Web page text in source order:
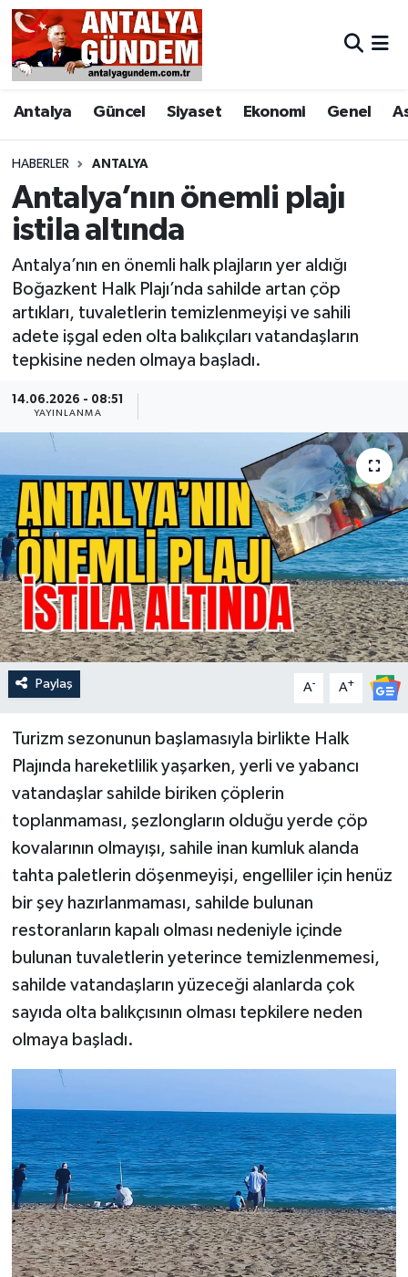
Antalya Güncel Siyaset Ekonomi Genel
HABERLER ANTALYA
Antalya’nın önemli plajı
istila altında
Antalya’nın en önemli halk plajların yer aldığı
Boğazkent Halk Plajı’nda sahilde artan çöp
artıkları, tuvaletlerin temizlenmeyişi ve sahili
adete işgal eden olta balıkçıları vatandaşların
tepkisine neden olmaya başladı.
14.06.2026 - 08:51
YAYINLANMA
Paylaş A- A+
Turizm sezonunun başlamasıyla birlikte Halk
Plajında hareketlilik yaşarken, yerli ve yabancı
vatandaşlar sahilde biriken çöplerin
toplanmaması, şezlongların olduğu yerde çöp
kovalarının olmayışı, sahile inan kumluk alanda
tahta paletlerin döşenmeyişi, engelliler için henüz
bir şey hazırlanmaması, sahilde bulunan
restoranların kapalı olması nedeniyle içinde
bulunan tuvaletlerin yeterince temizlenmemesi,
sahilde vatandaşların yüzeceği alanlarda çok
sayıda olta balıkçısının olması tepkilere neden
olmaya başladı.
Antalya
Asayiş
Bilim & Teknoloji
Bölge
EĞİTİM
Genel
Görüntülü Haber
Güncel
Kültür & Sanat
Magazin
Resmi İlan
Sağlık & Yaşam
Siyaset
Antalya Nöbetçi Eczaneler
Antalya Hava Durumu
Antalya Namaz Vakitleri
Antalya Trafik Yoğunluk Haritası
Süper Lig Puan Durumu ve Fikstür
Son Dakika Haberleri
Haber Arşivi